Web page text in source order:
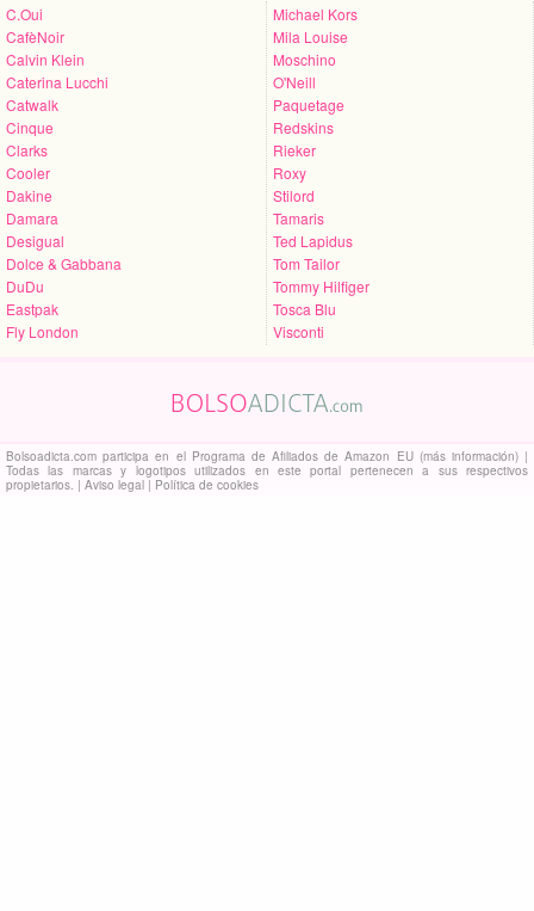
C.Oui
CafèNoir
Calvin Klein
Caterina Lucchi
Catwalk
Cinque
Clarks
Cooler
Dakine
Damara
Desigual
Dolce & Gabbana
DuDu
Eastpak
Fly London
Michael Kors
Mila Louise
Moschino
O'Neill
Paquetage
Redskins
Rieker
Roxy
Stilord
Tamaris
Ted Lapidus
Tom Tailor
Tommy Hilfiger
Tosca Blu
Visconti
Bolsoadicta.com participa en el Programa de Afiliados de Amazon EU (más información)|
Todas las marcas y logotipos utilizados en este portal pertenecen a sus respectivos
propietarios. | Aviso legal | Política de cookies